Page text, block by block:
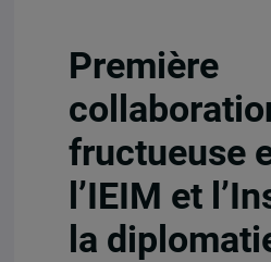
Première
fructueuse
l’IEIM et
la